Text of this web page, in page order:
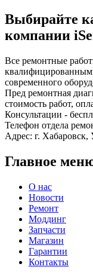
Выбирайте
компании
Все ремонтные
современного
Пред ремонтная
стоимость работ,
Консультации -
Телефон отдела
Адрес: г. Хабаровск,
Главное
О нас
Новости
Ремонт
Моддинг
Запчасти
Магазин
Гарантии
Контакты